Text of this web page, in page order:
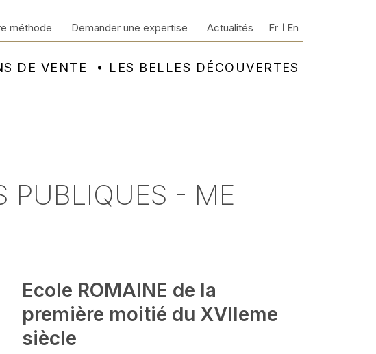
DE VENTE LES BELLES DÉCOUVERTES
méthode Demander une expertise Actualités Fr En
PUBLIQUES - ME
Ecole ROMAINE de la
première moitié du XVIIeme
siècle